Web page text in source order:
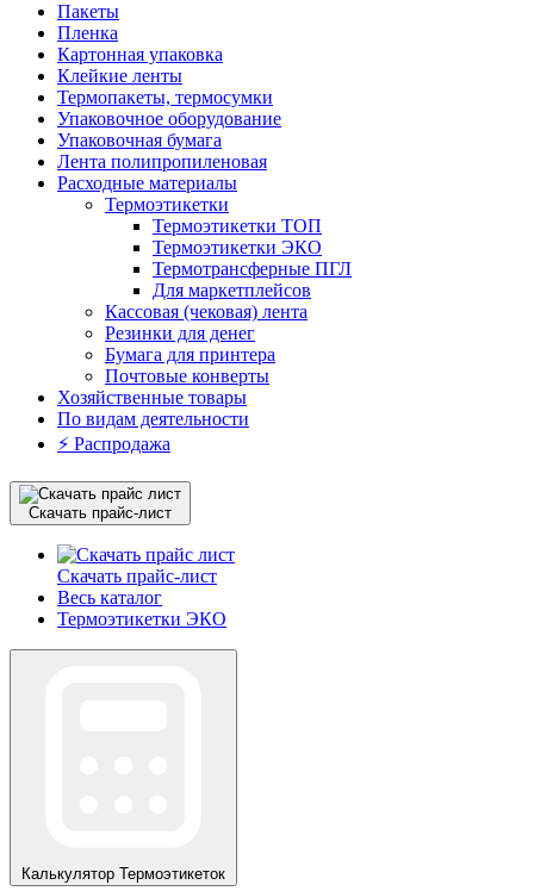
Пакеты
Пленка
Картонная упаковка
Клейкие ленты
Термопакеты, термосумки
Упаковочное оборудование
Упаковочная бумага
Лента полипропиленовая
Расходные материалы
Термоэтикетки
Термоэтикетки ТОП
Термоэтикетки ЭКО
Термотрансферные ПГЛ
Для маркетплейсов
Кассовая (чековая) лента
Резинки для денег
Бумага для принтера
Почтовые конверты
Хозяйственные товары
По видам деятельности
⚡️ Распродажа
Скачать прайс-лист
Скачать прайс-лист
Весь каталог
Термоэтикетки ЭКО
Калькулятор Термоэтикеток